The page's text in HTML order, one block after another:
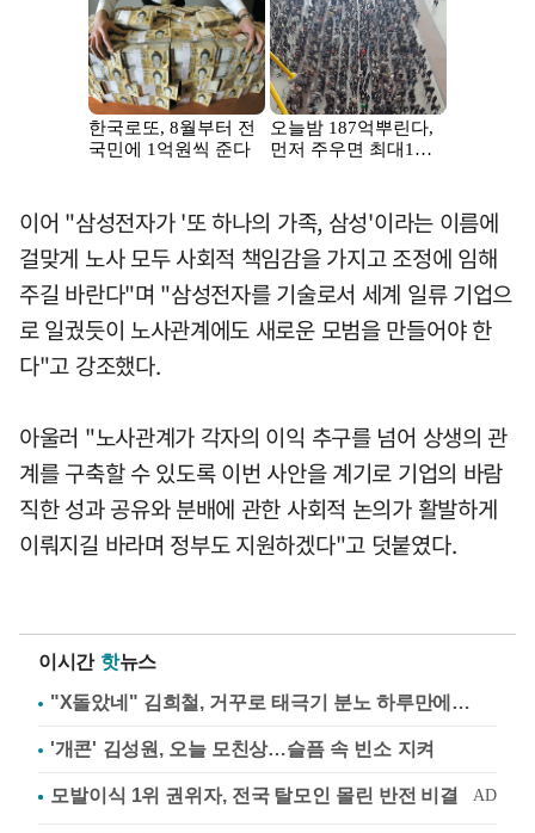
이어 "삼성전자가 '또 하나의 가족, 삼성'이라는 이름에
걸맞게 노사 모두 사회적 책임감을 가지고 조정에 임해
주길 바란다"며 "삼성전자를 기술로서 세계 일류 기업으
로 일궜듯이 노사관계에도 새로운 모범을 만들어야 한
다"고 강조했다.
아울러 "노사관계가 각자의 이익 추구를 넘어 상생의 관
계를 구축할 수 있도록 이번 사안을 계기로 기업의 바람
직한 성과 공유와 분배에 관한 사회적 논의가 활발하게
이뤄지길 바라며 정부도 지원하겠다"고 덧붙였다.
이시간 핫뉴스
"X돌았네" 김희철, 거꾸로 태극기 분노 하루만에…
'개콘' 김성원, 오늘 모친상…슬픔 속 빈소 지켜